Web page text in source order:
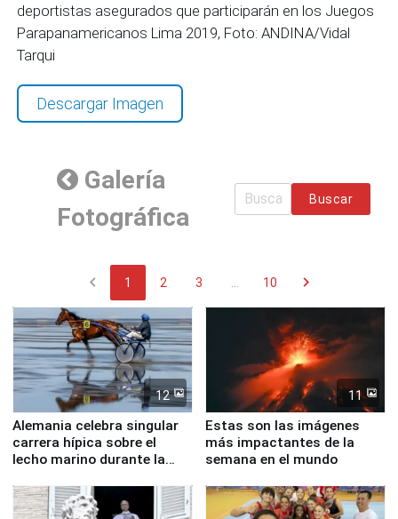
deportistas asegurados que participarán en los Juegos
Parapanamericanos Lima 2019, Foto: ANDINA/Vidal
Tarqui
Descargar Imagen
Galería
Fotográfica
Buscar
chevron_left 1 2 3 10 chevron_right
12
Alemania celebra singular
carrera hípica sobre el
lecho marino durante la
11
Estas son las imágenes
más impactantes de la
semana en el mundo